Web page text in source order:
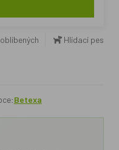
Hlídací pes
Betexa